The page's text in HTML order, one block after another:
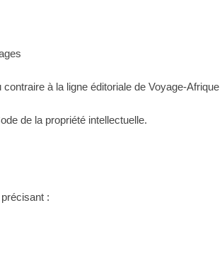
à la ligne éditoriale de Voyage-Afrique
de la propriété intellectuelle.
: